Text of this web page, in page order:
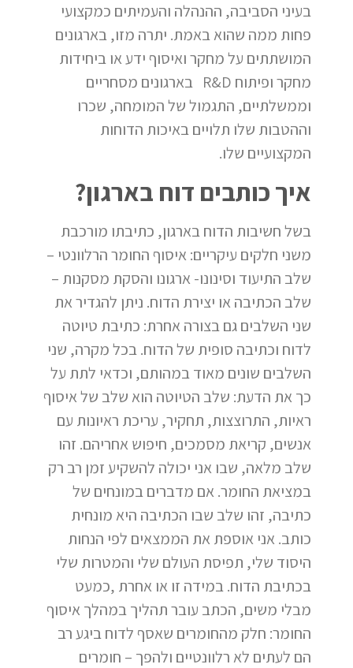
בעיני הסביבה, ההנהלה והעמיתים כמקצועי
פחות ממה שהוא באמת. יתרה מזו, בארגונים
המושתתים על מחקר ואיסוף ידע או ביחידות
מחקר ופיתוח R&D בארגונים מסחריים
וממשלתיים, התגמול של המומחה, שכרו
וההטבות שלו תלויים באיכות הדוחות
המקצועיים שלו.
איך כותבים דוח בארגון?
בשל חשיבות הדוח בארגון, כתיבתו מורכבת
משני חלקים עיקריים: איסוף החומר הרלוונטי –
שלב התיעוד וסינונו- ארגונו והסקת מסקנות –
שלב הכתיבה או יצירת הדוח. ניתן להגדיר את
שני השלבים גם בצורה אחרת: כתיבת טיוטה
לדוח וכתיבה סופית של הדוח. בכל מקרה, שני
השלבים שונים מאוד במהותם, וכדאי לתת על
כך את הדעת: שלב הטיוטה הוא שלב של איסוף
ראיות, התרוצצות, תחקיר, עריכת ראיונות עם
אנשים, קריאת מסמכים, חיפוש אחריהם. זהו
שלב מלאה, שבו אני יכולה להשקיע זמן רב רק
במציאת החומר. אם מדברים במונחים של
כתיבה, זהו שלב שבו הכתיבה היא מונחית
כותב. אני אוספת את הממצאים לפי הנחות
היסוד שלי, תפיסת העולם שלי והמטרות שלי
בכתיבת הדוח. במידה זו או אחרת ,כמעט
מבלי משים, הכתב עובר תהליך במהלך איסוף
החומר: חלק מהחומרים שאסף לדוח ביגע רב
הם לעתים לא רלוונטיים ולהפך – חומרים